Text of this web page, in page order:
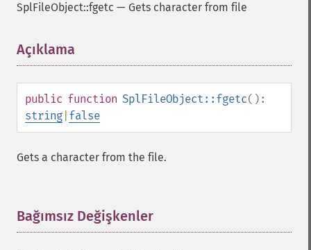
SplFileObject::fgetc — Gets character from file
Açıklama
public function SplFileObject::fgetc():
string false
Gets a character from the file.
Bağımsız Değişkenler